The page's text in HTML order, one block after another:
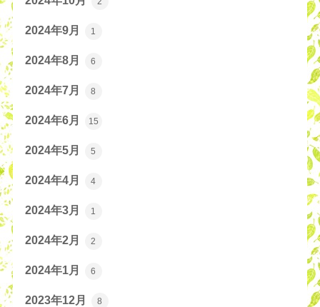
2024年9月 1
2024年8月 6
2024年7月 8
2024年6月 15
2024年5月 5
2024年4月 4
2024年3月 1
2024年2月 2
2024年1月 6
2023年12月 8